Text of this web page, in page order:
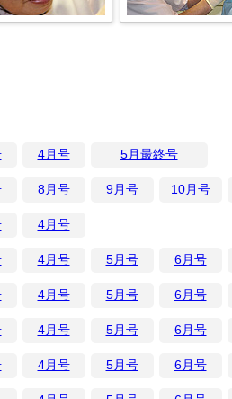
4月号 5月最終号
8月号 9月号 10月号
4月号
4月号 5月号 6月号
4月号 5月号 6月号
4月号 5月号 6月号
4月号 5月号 6月号